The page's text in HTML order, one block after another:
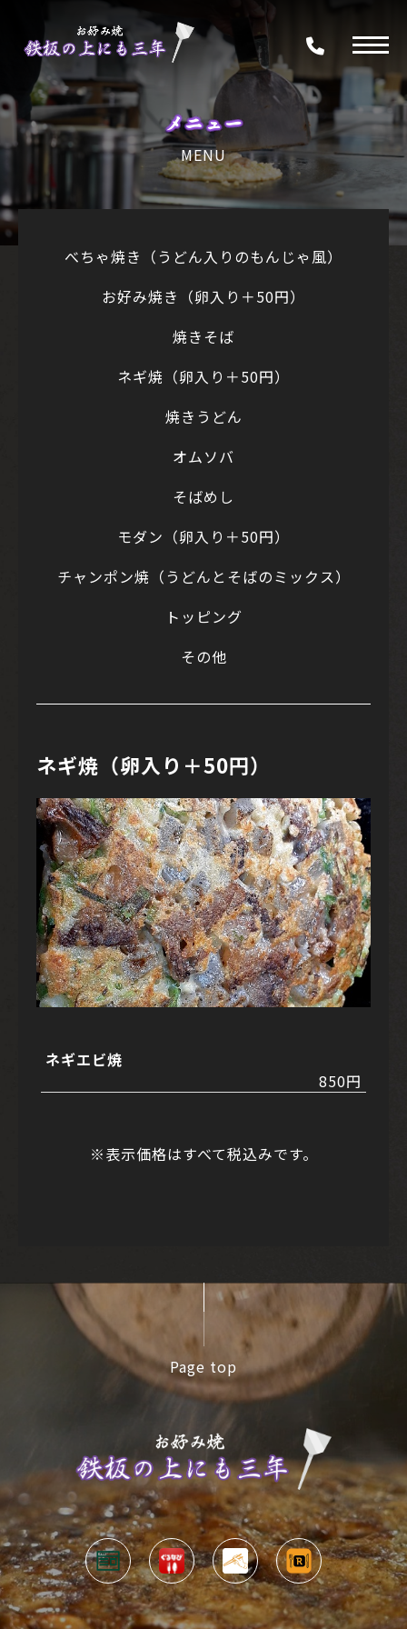
メニュー
MENU
べちゃ焼き（うどん入りのもんじゃ風）
お好み焼き（卵入り＋50円）
焼きそば
ネギ焼（卵入り＋50円）
焼きうどん
オムソバ
そばめし
モダン（卵入り＋50円）
チャンポン焼（うどんとそばのミックス）
トッピング
その他
ネギ焼（卵入り＋50円）
ネギエビ焼
850円
※表示価格はすべて税込みです。
Page top